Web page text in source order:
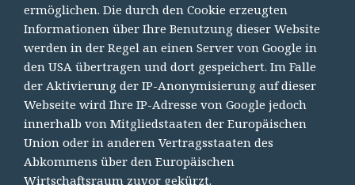
ermöglichen. Die durch den Cookie erzeugten
Informationen über Ihre Benutzung dieser Website
werden in der Regel an einen Server von Google in
den USA übertragen und dort gespeichert. Im Falle
der Aktivierung der IP-Anonymisierung auf dieser
Webseite wird Ihre IP-Adresse von Google jedoch
innerhalb von Mitgliedstaaten der Europäischen
Union oder in anderen Vertragsstaaten des
Abkommens über den Europäischen
Wirtschaftsraum zuvor gekürzt.